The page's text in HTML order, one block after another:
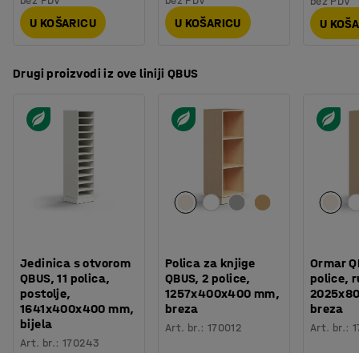
radni dan!
U KOŠARICU U KOŠARICU U
Drugi proizvodi iz ove liniji QBUS
Jedinica s otvorom
QBUS, 11 polica,
postolje,
1641x400x400 mm,
bijela
Art. br.:170243
Polica za knjige
QBUS, 2 police,
1257x400x400 mm,
breza
Art. br.: 170012
Ormar
police,
breza
Art. br.: